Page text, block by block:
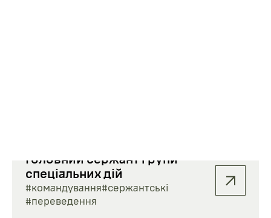
Головний сержант групи
спеціальних дій
#командування#сержантські
#переведення